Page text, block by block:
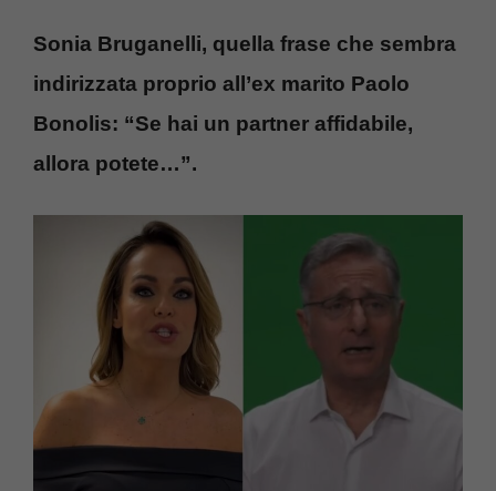
Sonia Bruganelli, quella frase che sembra
indirizzata proprio all’ex marito Paolo
Bonolis: “Se hai un partner affidabile,
allora potete…”.